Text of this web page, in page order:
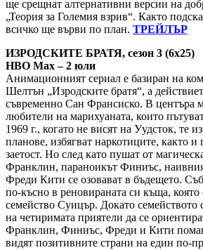
ще срещнат алтернативни версии на
„Теория за Големия взрив“. Както
всичко ще върви по план. ТРЕЙЛЪР
ИЗРОДСКИТЕ БРАТЯ, сезон 3 (6х25)
HBO Max – 2 юли
Анимационният сериал е базиран на
Шелтън „Изродските братя“, а
съвременно Сан Франсиско. В центъра
любители на марихуаната, които
1969 г., когато не висят на Уудсток, те
планове, избягват наркотиците, както и
заетост. Но след като пушат от
Франклин, параноикът Финиъс,
Фреди Кити се озовават в бъдещето.
по-късно в реновираната си къща, която
семейство Суицър. Докато семейството
на четиримата приятели да се
Франклин, Финиъс, Фреди и Кити
видят позитивните страни на един по-